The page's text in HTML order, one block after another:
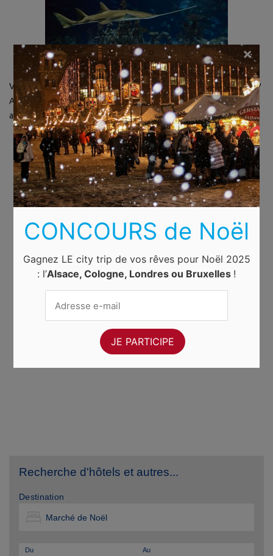
Vous prévoyez de visiter plusieurs attractions touristiques à Lyon ?
Achetez laLyon City Carden ligne et bénéficiez de nombreux
avantages !
Recherche d'hôtels et autres...
Destination
Du Au
CONCOURS de Noël
Gagnez LE city trip de vos rêves pour Noël 2025
: l’Alsace, Cologne, Londres ou Bruxelles !
×